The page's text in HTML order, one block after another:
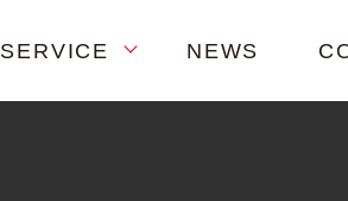
SERVICE NEWS